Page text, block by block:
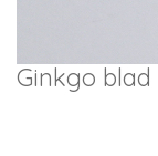
Ginkgo